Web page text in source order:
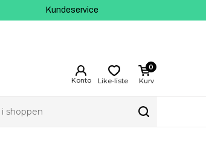
Kundeservice
Kurv
0
Like-liste